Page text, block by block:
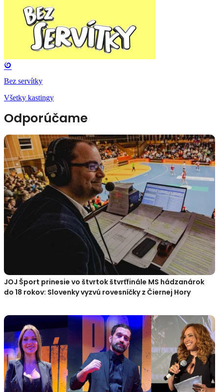
Bez servítky
Všetky kastingy
Odporúčame
JOJ Šport prinesie vo štvrtok štvrťfinále MS hádzanárok
do 18 rokov: Slovenky vyzvú rovesníčky z Čiernej Hory